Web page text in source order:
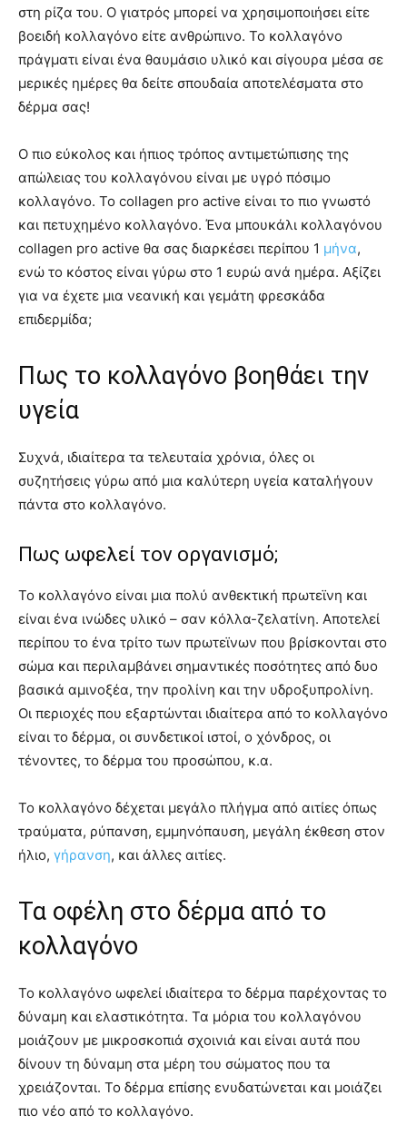
στη ρίζα του. Ο γιατρός μπορεί να χρησιμοποιήσει είτε
βοειδή κολλαγόνο είτε ανθρώπινο. Το κολλαγόνο
πράγματι είναι ένα θαυμάσιο υλικό και σίγουρα μέσα σε
μερικές ημέρες θα δείτε σπουδαία αποτελέσματα στο
δέρμα σας!
Ο πιο εύκολος και ήπιος τρόπος αντιμετώπισης της
απώλειας του κολλαγόνου είναι με υγρό πόσιμο
κολλαγόνο. Το collagen pro active είναι το πιο γνωστό
και πετυχημένο κολλαγόνο. Ένα μπουκάλι κολλαγόνου
collagen pro active θα σας διαρκέσει περίπου 1 μήνα,
ενώ το κόστος είναι γύρω στο 1 ευρώ ανά ημέρα. Αξίζει
για να έχετε μια νεανική και γεμάτη φρεσκάδα
επιδερμίδα;
Πως το κολλαγόνο βοηθάει την
υγεία
Συχνά, ιδιαίτερα τα τελευταία χρόνια, όλες οι
συζητήσεις γύρω από μια καλύτερη υγεία καταλήγουν
πάντα στο κολλαγόνο.
Πως ωφελεί τον οργανισμό;
Το κολλαγόνο είναι μια πολύ ανθεκτική πρωτεϊνη και
είναι ένα ινώδες υλικό – σαν κόλλα-ζελατίνη. Αποτελεί
περίπου το ένα τρίτο των πρωτεϊνων που βρίσκονται στο
σώμα και περιλαμβάνει σημαντικές ποσότητες από δυο
βασικά αμινοξέα, την προλίνη και την υδροξυπρολίνη.
Οι περιοχές που εξαρτώνται ιδιαίτερα από το κολλαγόνο
είναι το δέρμα, οι συνδετικοί ιστοί, ο χόνδρος, οι
τένοντες, το δέρμα του προσώπου, κ.α.
Το κολλαγόνο δέχεται μεγάλο πλήγμα από αιτίες όπως
τραύματα, ρύπανση, εμμηνόπαυση, μεγάλη έκθεση στον
ήλιο, γήρανση, και άλλες αιτίες.
Τα οφέλη στο δέρμα από το
κολλαγόνο
Το κολλαγόνο ωφελεί ιδιαίτερα το δέρμα παρέχοντας το
δύναμη και ελαστικότητα. Τα μόρια του κολλαγόνου
μοιάζουν με μικροσκοπιά σχοινιά και είναι αυτά που
δίνουν τη δύναμη στα μέρη του σώματος που τα
χρειάζονται. Το δέρμα επίσης ενυδατώνεται και μοιάζει
πιο νέο από το κολλαγόνο.